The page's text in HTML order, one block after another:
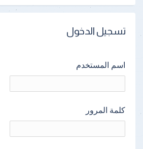
تسجيل الدخول
اسم المستخدم
كلمة المرور